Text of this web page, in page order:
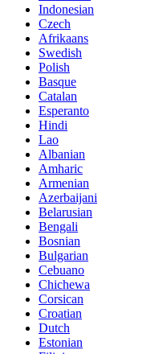
Indonesian
Czech
Afrikaans
Swedish
Polish
Basque
Catalan
Esperanto
Hindi
Lao
Albanian
Amharic
Armenian
Azerbaijani
Belarusian
Bengali
Bosnian
Bulgarian
Cebuano
Chichewa
Corsican
Croatian
Dutch
Estonian